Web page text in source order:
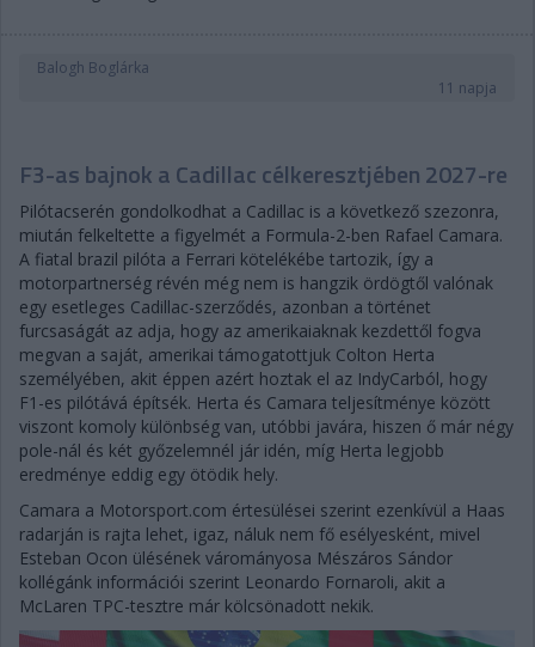
Balogh Boglárka
11 napja
F3-as bajnok a Cadillac célkeresztjében 2027-re
Pilótacserén gondolkodhat a Cadillac is a következő szezonra,
miután felkeltette a figyelmét a Formula-2-ben Rafael Camara.
A fiatal brazil pilóta a Ferrari kötelékébe tartozik, így a
motorpartnerség révén még nem is hangzik ördögtől valónak
egy esetleges Cadillac-szerződés, azonban a történet
furcsaságát az adja, hogy az amerikaiaknak kezdettől fogva
megvan a saját, amerikai támogatottjuk Colton Herta
személyében, akit éppen azért hoztak el az IndyCarból, hogy
F1-es pilótává építsék. Herta és Camara teljesítménye között
viszont komoly különbség van, utóbbi javára, hiszen ő már négy
pole-nál és két győzelemnél jár idén, míg Herta legjobb
eredménye eddig egy ötödik hely.
Camara a Motorsport.com értesülései szerint ezenkívül a Haas
radarján is rajta lehet, igaz, náluk nem fő esélyesként, mivel
Esteban Ocon ülésének várományosa Mészáros Sándor
kollégánk információi szerint Leonardo Fornaroli, akit a
McLaren TPC-tesztre már kölcsönadott nekik.